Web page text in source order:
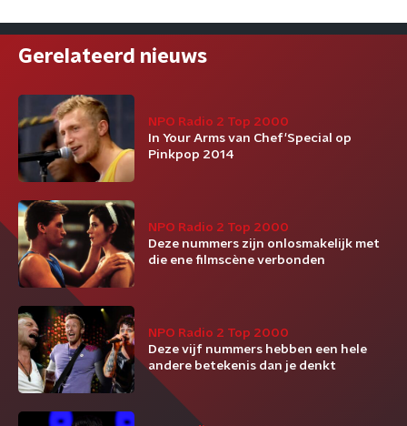
Gerelateerd nieuws
NPO Radio 2 Top 2000
In Your Arms van Chef'Special op
Pinkpop 2014
NPO Radio 2 Top 2000
Deze nummers zijn onlosmakelijk met
die ene filmscène verbonden
NPO Radio 2 Top 2000
Deze vijf nummers hebben een hele
andere betekenis dan je denkt